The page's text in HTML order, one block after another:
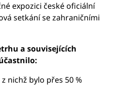
expozici české oficiální
setkání se zahraničními
a souvisejících
nichž bylo přes 50 %